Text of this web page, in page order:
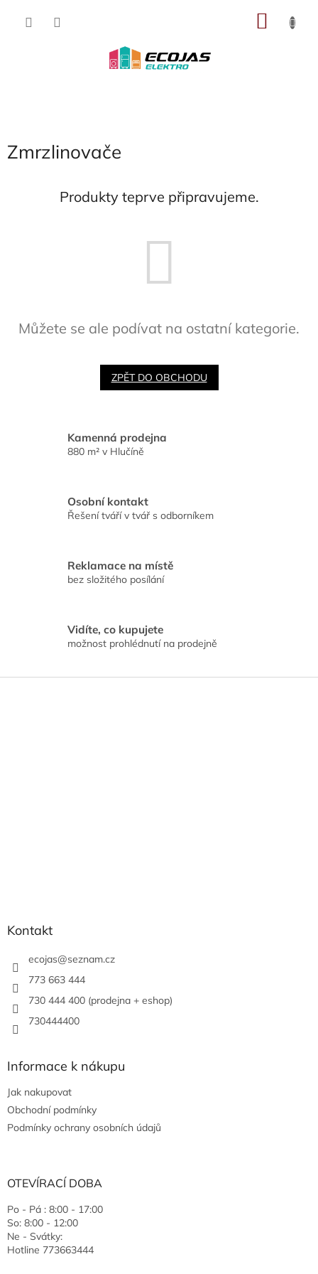
Zmrzlinovače
Produkty teprve připravujeme.
Můžete se ale podívat na ostatní kategorie.
ZPĚT DO OBCHODU
Kamenná prodejna
880 m² v Hlučíně
Osobní kontakt
Řešení tváří v tvář s odborníkem
Reklamace na místě
bez složitého posílání
Vidíte, co kupujete
možnost prohlédnutí na prodejně
Kontakt
ecojas@seznam.cz
773 663 444
730 444 400 (prodejna + eshop)
730444400
Informace k nákupu
Jak nakupovat
Obchodní podmínky
Podmínky ochrany osobních údajů
OTEVÍRACÍ DOBA
Po - Pá : 8:00 - 17:00
So: 8:00 - 12:00
Ne - Svátky:
Hotline 773663444